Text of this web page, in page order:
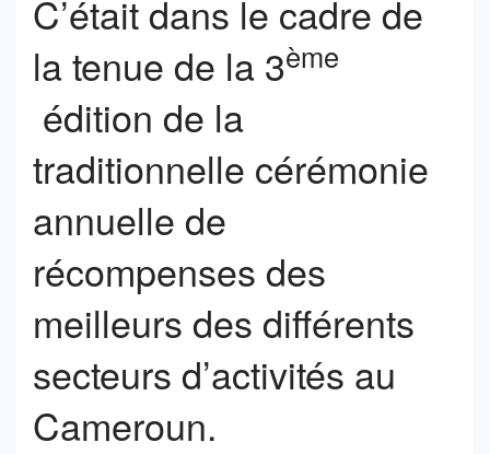
C’était dans le cadre de
la tenue de la 3ème
édition de la
traditionnelle cérémonie
annuelle de
récompenses des
meilleurs des différents
secteurs d’activités au
Cameroun.